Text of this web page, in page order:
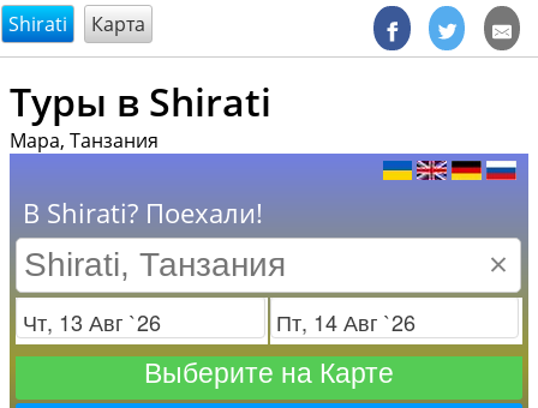
@endsectiom
Shirati Карта
Туры в Shirati
Мара, Танзания
В Shirati? Поехали!
×
Заезд Отъезд
Выберите на Карте